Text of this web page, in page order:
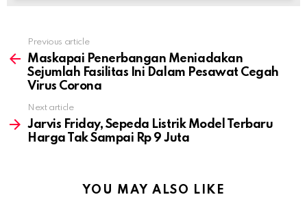
more
Previous article
Maskapai Penerbangan Meniadakan
Sejumlah Fasilitas Ini Dalam Pesawat Cegah
Virus Corona
Next article
Jarvis Friday, Sepeda Listrik Model Terbaru
Harga Tak Sampai Rp 9 Juta
YOU MAY ALSO LIKE